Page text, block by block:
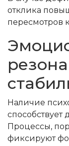
отклика
пересмотров
Наличие
способствует
Процессы,
фиксируют